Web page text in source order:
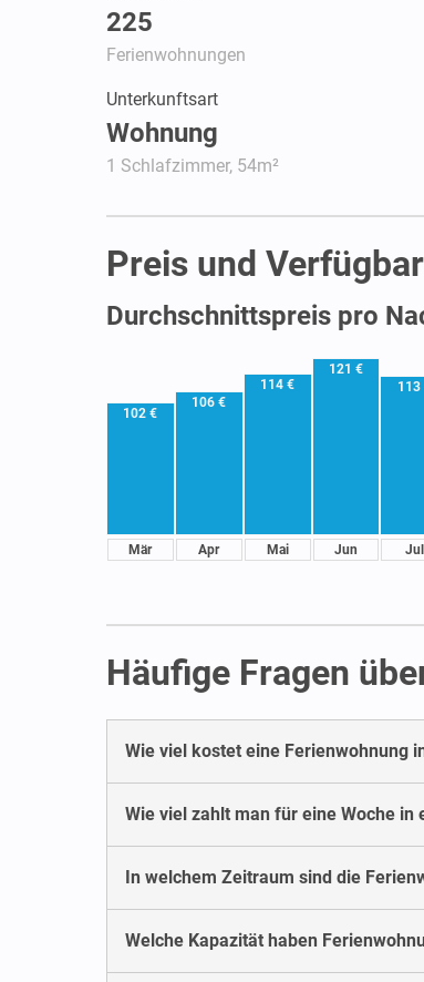
225
Ferienwohnungen
Unterkunftsart
Wohnung
1 Schlafzimmer, 54m²
Preis und
Durchschnittspreis pro
102 €
Mär
106 €
Apr
114 €
Mai
121 €
Jun
113
Jul
Häufige Fragen
Wie viel kostet eine Ferienwohnung
Wie viel zahlt man für eine Woche
In welchem Zeitraum sind die
Welche Kapazität haben